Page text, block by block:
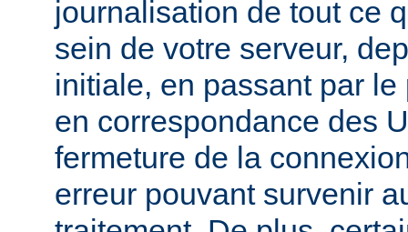
journalisation de tout ce
sein de votre serveur,
initiale, en passant par
en correspondance des
fermeture de la
erreur pouvant survenir